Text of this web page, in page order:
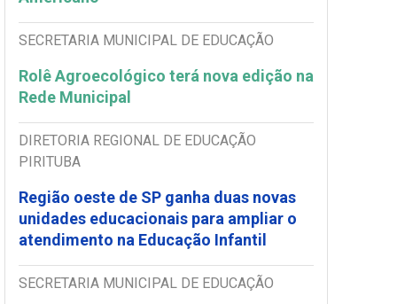
SECRETARIA MUNICIPAL DE EDUCAÇÃO
Rolê Agroecológico terá nova edição na
Rede Municipal
DIRETORIA REGIONAL DE EDUCAÇÃO
PIRITUBA
Região oeste de SP ganha duas novas
unidades educacionais para ampliar o
atendimento na Educação Infantil
SECRETARIA MUNICIPAL DE EDUCAÇÃO